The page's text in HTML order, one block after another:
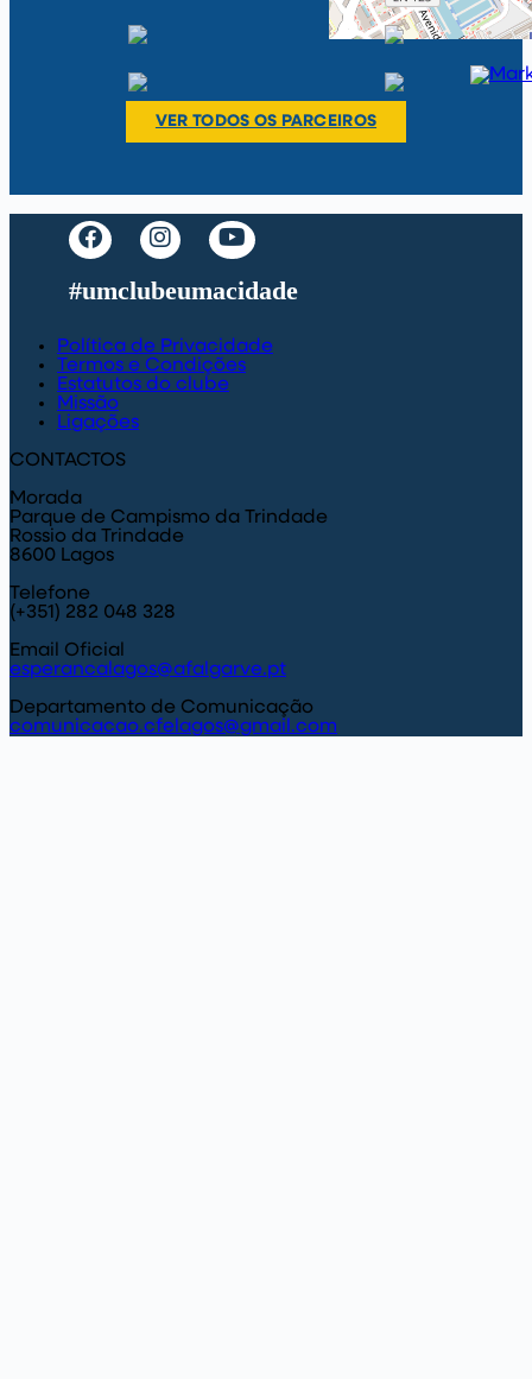
VER TODOS OS PARCEIROS
#umclubeumacidade
Política de Privacidade
Termos e Condições
Estatutos do clube
Missão
Ligações
CONTACTOS
Morada
Parque de Campismo da Trindade
Rossio da Trindade
8600 Lagos
Telefone
(+351) 282 048 328
Email Oficial
esperancalagos@afalgarve.pt
Departamento de Comunicação
comunicacao.cfelagos@gmail.com